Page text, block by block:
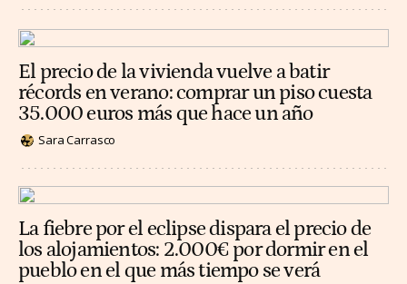
El precio de la vivienda vuelve a batir
récords en verano: comprar un piso cuesta
35.000 euros más que hace un año
Sara Carrasco
La fiebre por el eclipse dispara el precio de
los alojamientos: 2.000€ por dormir en el
pueblo en el que más tiempo se verá